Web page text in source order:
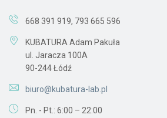
668 391 919, 793 665 596
KUBATURA Adam Pakuła
ul. Jaracza 100A
90-244 Łódź
biuro@kubatura-lab.pl
Pn. - Pt.: 6:00 – 22:00